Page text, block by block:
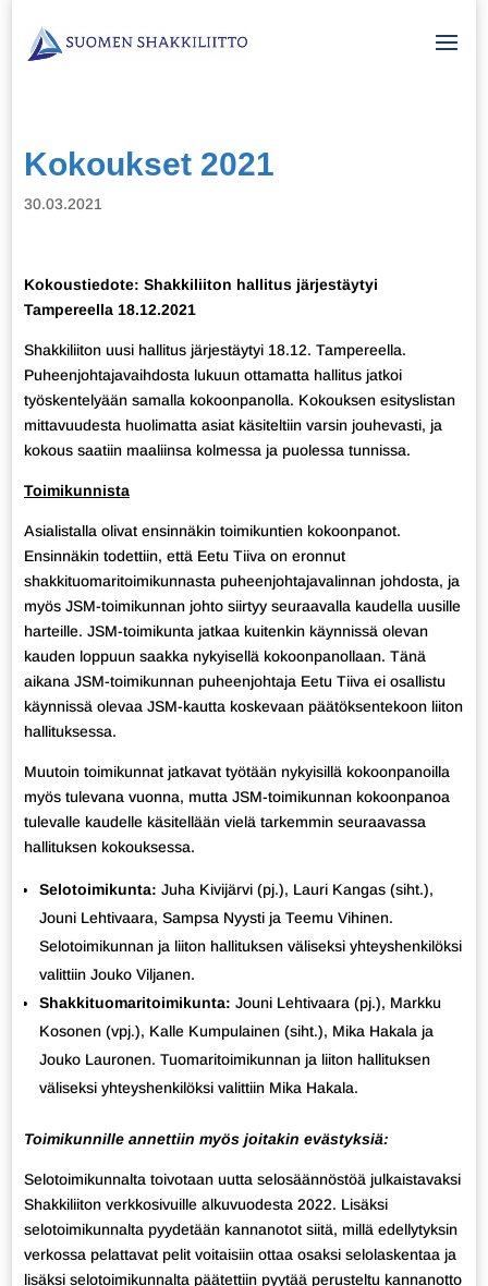
Kokoukset 2021
30.03.2021
Kokoustiedote: Shakkiliiton hallitus järjestäytyi
Tampereella 18.12.2021
Shakkiliiton uusi hallitus järjestäytyi 18.12. Tampereella.
Puheenjohtajavaihdosta lukuun ottamatta hallitus jatkoi
työskentelyään samalla kokoonpanolla. Kokouksen esityslistan
mittavuudesta huolimatta asiat käsiteltiin varsin jouhevasti, ja
kokous saatiin maaliinsa kolmessa ja puolessa tunnissa.
Toimikunnista
Asialistalla olivat ensinnäkin toimikuntien kokoonpanot.
Ensinnäkin todettiin, että Eetu Tiiva on eronnut
shakkituomaritoimikunnasta puheenjohtajavalinnan johdosta, ja
myös JSM-toimikunnan johto siirtyy seuraavalla kaudella uusille
harteille. JSM-toimikunta jatkaa kuitenkin käynnissä olevan
kauden loppuun saakka nykyisellä kokoonpanollaan. Tänä
aikana JSM-toimikunnan puheenjohtaja Eetu Tiiva ei osallistu
käynnissä olevaa JSM-kautta koskevaan päätöksentekoon liiton
hallituksessa.
Muutoin toimikunnat jatkavat työtään nykyisillä kokoonpanoilla
myös tulevana vuonna, mutta JSM-toimikunnan kokoonpanoa
tulevalle kaudelle käsitellään vielä tarkemmin seuraavassa
hallituksen kokouksessa.
Selotoimikunta: Juha Kivijärvi (pj.), Lauri Kangas (siht.),
Jouni Lehtivaara, Sampsa Nyysti ja Teemu Vihinen.
Selotoimikunnan ja liiton hallituksen väliseksi yhteyshenkilöksi
valittiin Jouko Viljanen.
Shakkituomaritoimikunta: Jouni Lehtivaara (pj.), Markku
Kosonen (vpj.), Kalle Kumpulainen (siht.), Mika Hakala ja
Jouko Lauronen. Tuomaritoimikunnan ja liiton hallituksen
väliseksi yhteyshenkilöksi valittiin Mika Hakala.
Toimikunnille annettiin myös joitakin evästyksiä:
Selotoimikunnalta toivotaan uutta selosäännöstöä julkaistavaksi
Shakkiliiton verkkosivuille alkuvuodesta 2022. Lisäksi
selotoimikunnalta pyydetään kannanotot siitä, millä edellytyksin
verkossa pelattavat pelit voitaisiin ottaa osaksi selolaskentaa ja
lisäksi selotoimikunnalta päätettiin pyytää perusteltu kannanotto